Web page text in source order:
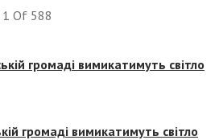
1 Of 588
громаді вимикатимуть світло
громаді вимикатимуть світло